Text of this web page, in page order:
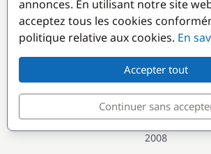
© GlobeSailor
Croisières & Location
2008
annonces. En utilisant notre site
acceptez tous les cookies
politique relative aux cookies. En
Accepter tout
Continuer sans